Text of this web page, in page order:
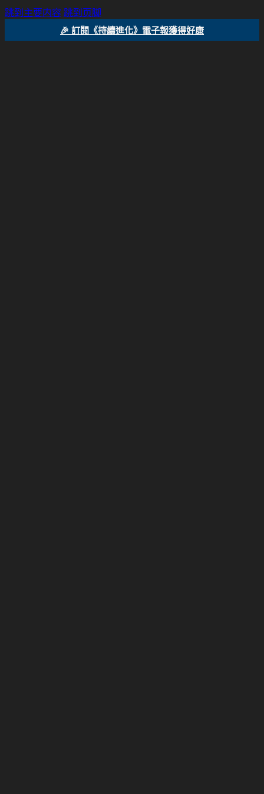
跳到主要内容 跳到页脚
🎉 訂閱《持續進化》電子報獲得好康